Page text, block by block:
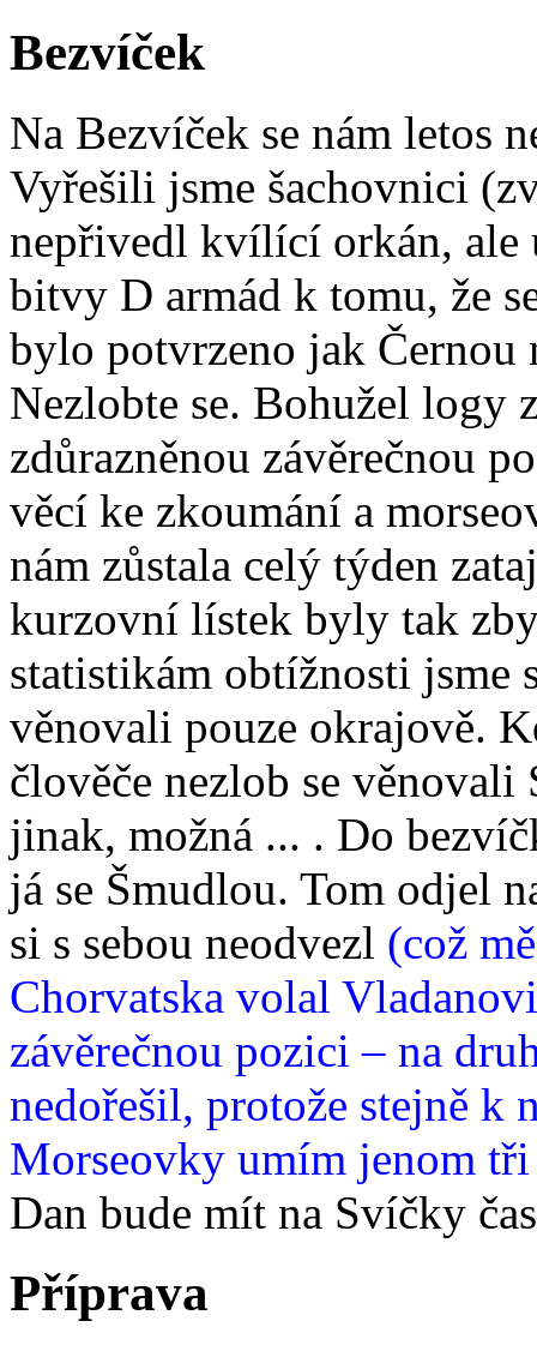
Bezvíček
Na Bezvíček se nám letos
Vyřešili jsme šachovnici
nepřivedl kvílící orkán, ale
bitvy D armád k tomu, že
bylo potvrzeno jak Černou
Nezlobte se. Bohužel logy
zdůrazněnou závěrečnou
věcí ke zkoumání a
nám zůstala celý týden
kurzovní lístek byly tak
statistikám obtížnosti jsme
věnovali pouze okrajově.
člověče nezlob se
jinak, možná ... . Do
já se Šmudlou. Tom odjel
si s sebou neodvezl (což
Chorvatska volal
závěrečnou pozici – na
nedořešil, protože stejně k
Morseovky umím jenom
Dan bude mít na Svíčky
Příprava